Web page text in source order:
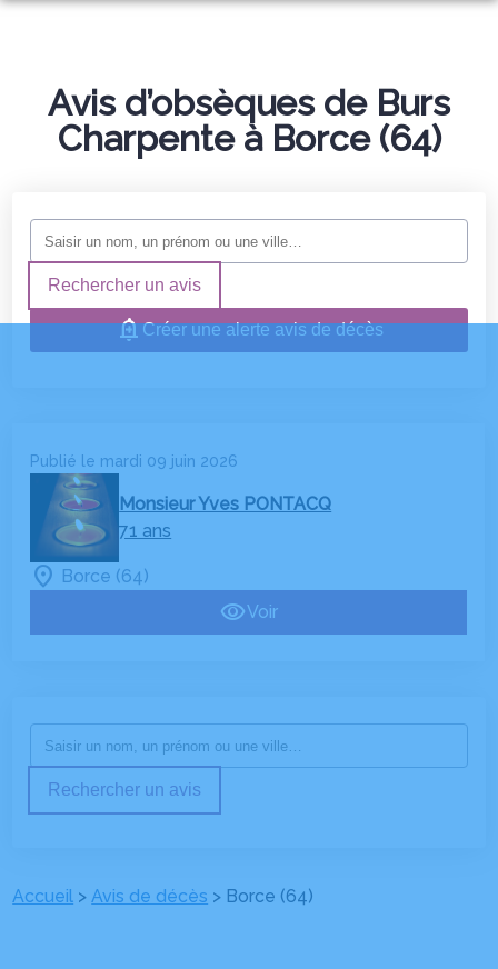
ORGANISER DES OBSÈQUES
SERVICES AUX FAMILLES
NOTRE CHAMBRE FUNERAIRE
ESPACES HOMMAGES
Avis d’obsèques de Burs
Charpente à Borce (64)
Rechercher un avis
Créer une alerte avis de décès
Publié le mardi 09 juin 2026
Monsieur Yves PONTACQ
71 ans
Borce (64)
Voir
Rechercher un avis
Accueil >Avis de décès > Borce (64)